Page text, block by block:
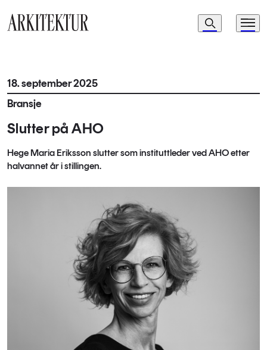
Navigasjon
Søk Meny
18. september 2025
Bransje
Slutter på AHO
Hege Maria Eriksson slutter som instituttleder ved AHO etter
halvannet år i stillingen.